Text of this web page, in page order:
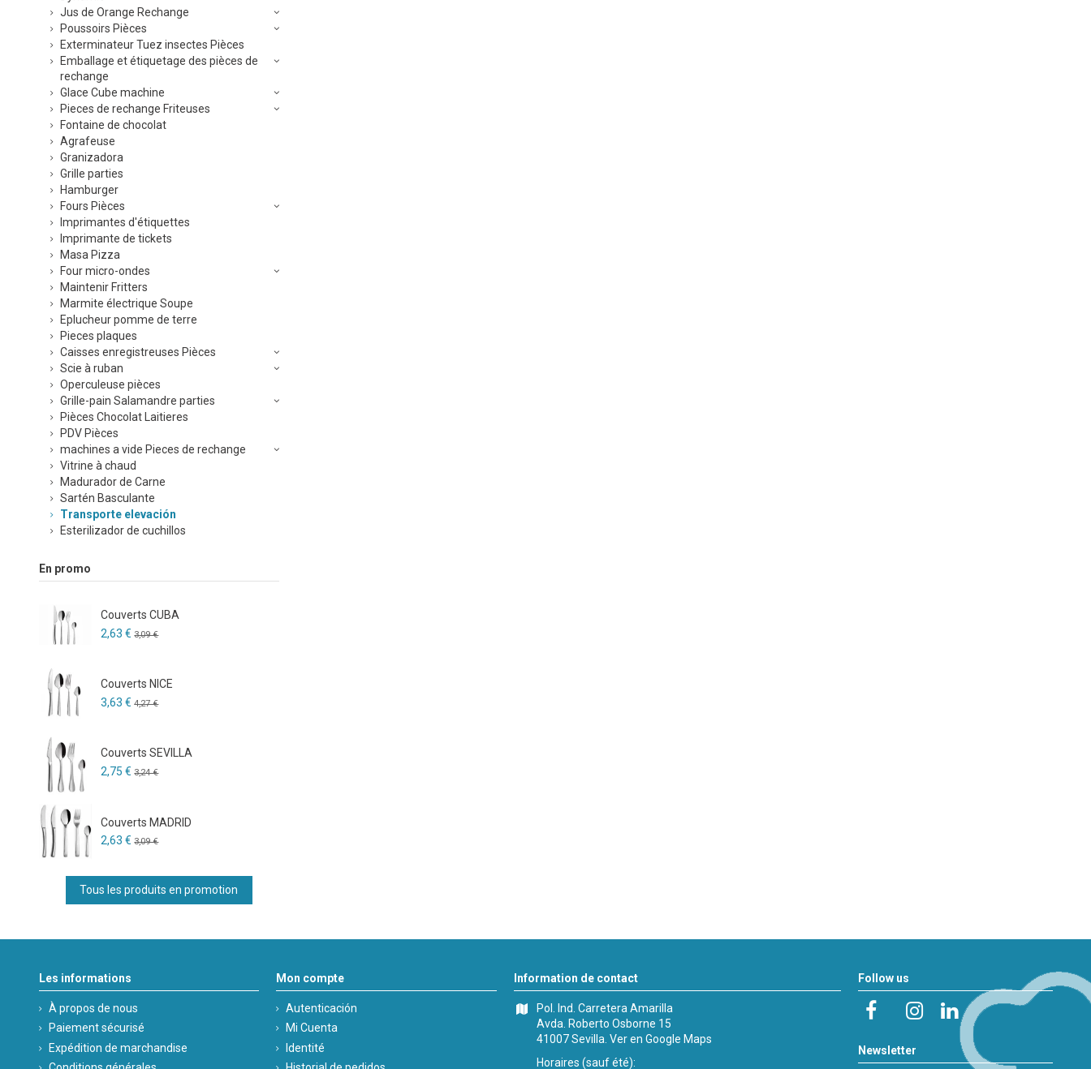
Jus de Orange Rechange
Poussoirs Pièces
Exterminateur Tuez insectes Pièces
Emballage et étiquetage des pièces de
rechange
Glace Cube machine
Pieces de rechange Friteuses
Fontaine de chocolat
Agrafeuse
Granizadora
Grille parties
Hamburger
Fours Pièces
Imprimantes d'étiquettes
Imprimante de tickets
Masa Pizza
Four micro-ondes
Maintenir Fritters
Marmite électrique Soupe
Eplucheur pomme de terre
Pieces plaques
Caisses enregistreuses Pièces
Scie à ruban
Operculeuse pièces
Grille-pain Salamandre parties
Pièces Chocolat Laitieres
PDV Pièces
machines a vide Pieces de rechange
Vitrine à chaud
Madurador de Carne
Sartén Basculante
Transporte elevación
Esterilizador de cuchillos
En promo
Couverts CUBA
2,63 € 3,09 €
Couverts NICE
3,63 € 4,27 €
Couverts SEVILLA
2,75 € 3,24 €
Couverts MADRID
2,63 € 3,09 €
Tous les produits en promotion
Les informations
À propos de nous
Paiement sécurisé
Expédition de marchandise
Mon compte
Autenticación
Mi Cuenta
Identité
Information de contact
Pol. Ind. Carretera Amarilla
Avda. Roberto Osborne 15
41007 Sevilla.Ver en Google Maps
Horaires (sauf été):
Follow us
Newsletter